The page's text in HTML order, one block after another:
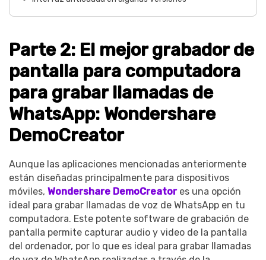
Parte 2: El mejor grabador de
pantalla para computadora
para grabar llamadas de
WhatsApp: Wondershare
DemoCreator
Aunque las aplicaciones mencionadas anteriormente
están diseñadas principalmente para dispositivos
móviles, Wondershare DemoCreatores una opción
ideal para grabar llamadas de voz de WhatsApp en tu
computadora. Este potente software de grabación de
pantalla permite capturar audio y video de la pantalla
del ordenador, por lo que es ideal para grabar llamadas